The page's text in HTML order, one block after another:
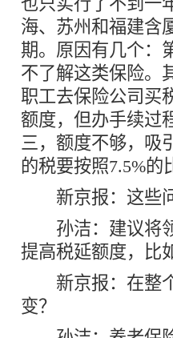
海、苏州和福建含
期。原因有几个：
不了解这类保险。
职工去保险公司买
额度，但办手续过
三，额度不够，吸
的税要按照7.5%
新京报：这些问
孙洁：建议将领
提高税延额度，比
新京报：在整个
变？